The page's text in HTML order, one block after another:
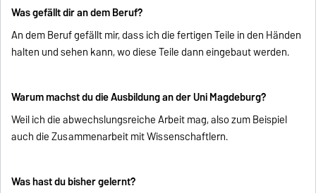
Was gefällt dir an dem Beruf?
An dem Beruf gefällt mir, dass ich die fertigen Teile in den Händen
halten und sehen kann, wo diese Teile dann eingebaut werden.
Warum machst du die Ausbildung an der Uni Magdeburg?
Weil ich die abwechslungsreiche Arbeit mag, also zum Beispiel
auch die Zusammenarbeit mit Wissenschaftlern.
Was hast du bisher gelernt?